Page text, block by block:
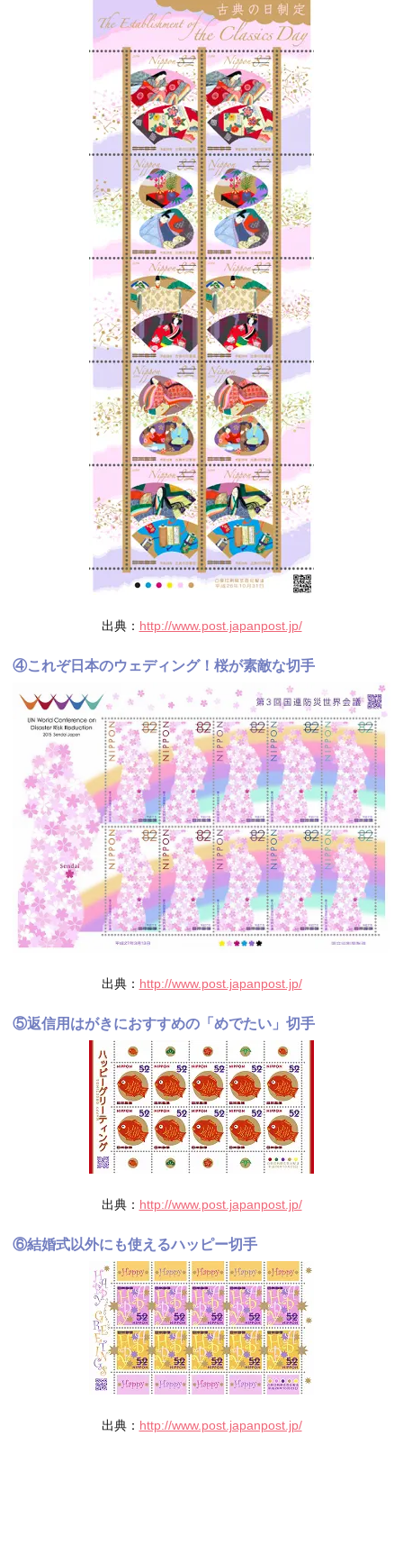
出典： http://www.post.japanpost.jp/
④これぞ日本のウェディング！桜が素敵な切手
出典： http://www.post.japanpost.jp/
⑤返信用はがきにおすすめの「めでたい」切手
出典： http://www.post.japanpost.jp/
⑥結婚式以外にも使えるハッピー切手
出典： http://www.post.japanpost.jp/